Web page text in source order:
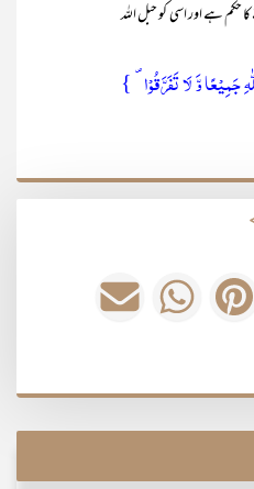
ہے اور اسی کو حبل اللہ
جَمِیۡعًا وَّ لَا تَفَرَّقُوۡا ۪ }